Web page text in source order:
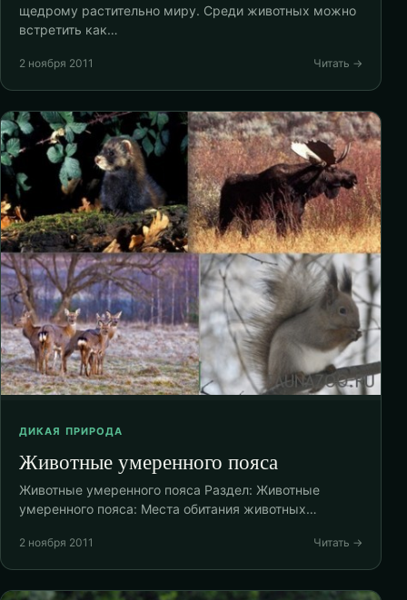
щедрому растительно миру. Среди животных можно
встретить как…
2 ноября 2011 Читать →
ДИКАЯ ПРИРОДА
Животные умеренного пояса
Животные умеренного пояса Раздел: Животные
умеренного пояса: Места обитания животных…
2 ноября 2011 Читать →